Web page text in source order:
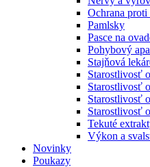
Ochrana proti
Pamlsky
Pasce na
Pohybový
Stajňová
Starostlivosť
Starostlivosť
Starostlivosť
Starostlivosť
Tekuté
Výkon a
Novinky
Poukazy